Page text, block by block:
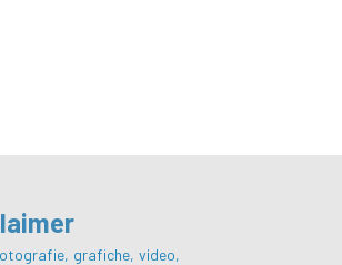
grafiche, video,